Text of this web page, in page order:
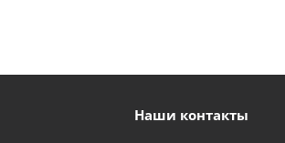
Наши контакты